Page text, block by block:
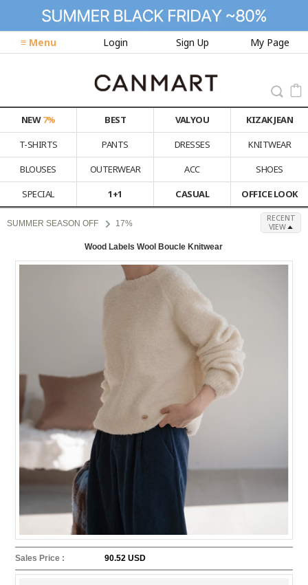
≡ Menu Login Sign Up My Page
NEW7% BEST VALYOU
KIZAK JEAN
T-SHIRTS
PANTS DRESSES
KNITWEAR
BLOUSES
OUTERWEAR ACC
SHOES
SPECIAL
1+1 CASUAL OFFICE LOOK
SUMMER SEASON OFF 17%
RECENT
VIEW
Wood Labels Wool Boucle Knitwear
Sales Price : 90.52 USD